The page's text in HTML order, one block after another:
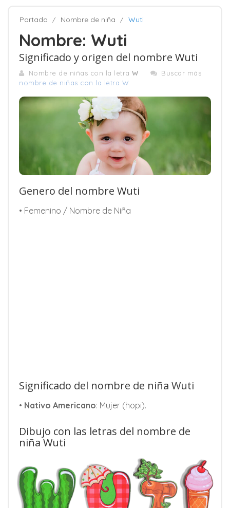
Portada Nombre de niña Wuti
Nombre: Wuti
Significado y origen del nombre Wuti
Nombre de niñas con la letra W
Buscar más
nombre de niñas con la letra W
Genero del nombre Wuti
• Femenino / Nombre de Niña
Significado del nombre de niña Wuti
• Nativo Americano: Mujer (hopi).
Dibujo con las letras del nombre de
niña Wuti